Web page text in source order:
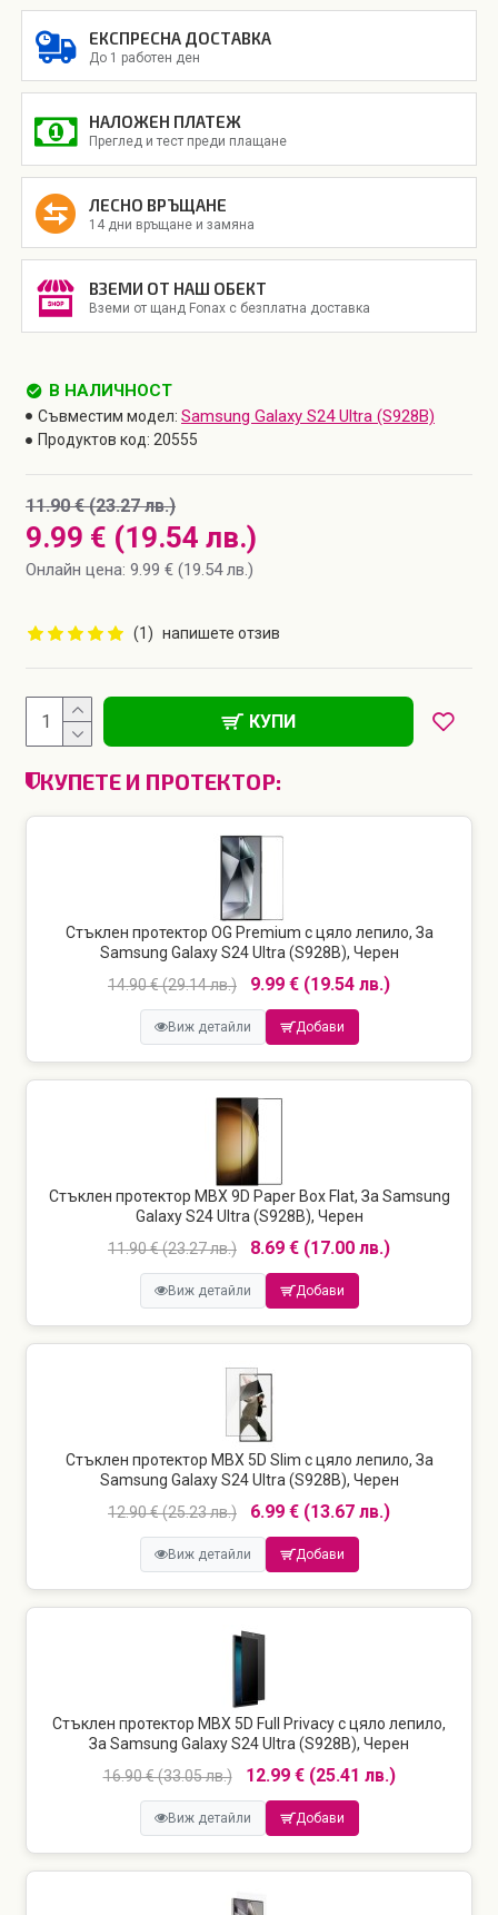
ЕКСПРЕСНА ДОСТАВКА
До 1 работен ден
НАЛОЖЕН ПЛАТЕЖ
Преглед и тест преди плащане
ЛЕСНО ВРЪЩАНЕ
14 дни връщане и замяна
ВЗЕМИ ОТ НАШ ОБЕКТ
Вземи от щанд Fonax с безплатна доставка
(1) напишете отзив
9.99 € (19.54 лв.)
11.90 € (23.27 лв.)
Онлайн цена: 9.99 € (19.54 лв.)
В НАЛИЧНОСТ
Съвместим модел: Samsung Galaxy S24 Ultra (S928B)
Продуктов код: 20555
КУПИ
КУПЕТЕ И ПРОТЕКТОР:
Стъклен протектор OG Premium с цяло лепило, За
Samsung Galaxy S24 Ultra (S928B), Черен
14.90 € (29.14 лв.)
9.99 € (19.54 лв.)
Виж детайли Добави
Стъклен протектор MBX 9D Paper Box Flat, За Samsung
Galaxy S24 Ultra (S928B), Черен
11.90 € (23.27 лв.)
8.69 € (17.00 лв.)
Виж детайли Добави
Стъклен протектор MBX 5D Slim с цяло лепило, За
Samsung Galaxy S24 Ultra (S928B), Черен
12.90 € (25.23 лв.)
6.99 € (13.67 лв.)
Виж детайли Добави
Стъклен протектор MBX 5D Full Privacy с цяло лепило,
За Samsung Galaxy S24 Ultra (S928B), Черен
16.90 € (33.05 лв.)
12.99 € (25.41 лв.)
Виж детайли Добави